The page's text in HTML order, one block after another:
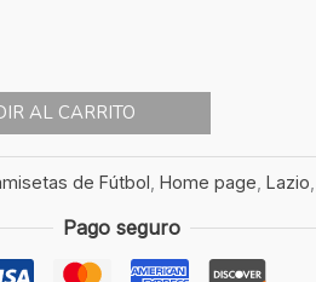
AL CARRITO
de Fútbol Home page Lazio
Pago seguro